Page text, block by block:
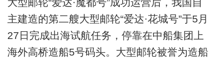
主建造的第二艘大型邮轮“爱达·花城号”于5月
27日完成出海试航任务，停靠在中船集团上
海外高桥造船5号码头。大型邮轮被誉为造船